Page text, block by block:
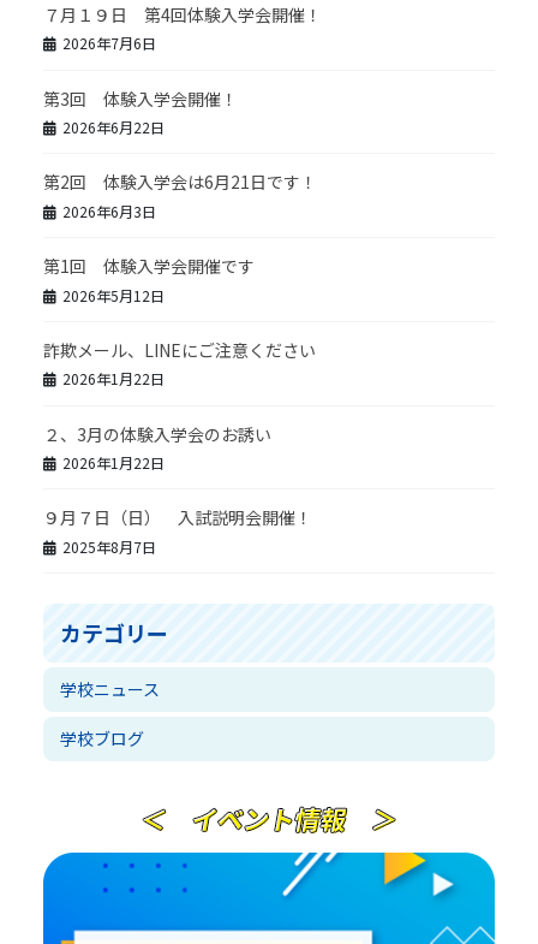
７月１９日 第4回体験入学会開催！
2026年7月6日
第3回 体験入学会開催！
2026年6月22日
第2回 体験入学会は6月21日です！
2026年6月3日
第1回 体験入学会開催です
2026年5月12日
詐欺メール、LINEにご注意ください
2026年1月22日
２、3月の体験入学会のお誘い
2026年1月22日
９月７日（日） 入試説明会開催！
2025年8月7日
カテゴリー
学校ニュース
学校ブログ